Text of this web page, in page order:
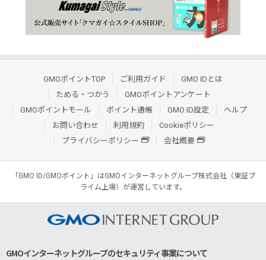
GMOポイントTOP ご利用ガイド
GMO IDとは
ためる・つかう
GMOポイントアンケート
GMOポイントモール
ポイント通帳 GMO ID設定
ヘルプ
お問い合わせ
利用規約
Cookieポリシー
プライバシーポリシー
会社概要
「GMO ID/GMOポイント」はGMOインターネットグループ株式会社（東証プ
ライム上場）が運営しています。
GMOインターネットグループのセキュリティ事業について